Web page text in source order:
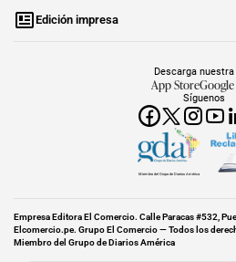
Edición impresa
Síguenos
Descarga nuestra
App Store
Miembro del Grupo de Diarios América
Empresa Editora El Comercio. Calle Paracas #532,
Elcomercio.pe. Grupo El Comercio — Todos los
Miembro del Grupo de Diarios América